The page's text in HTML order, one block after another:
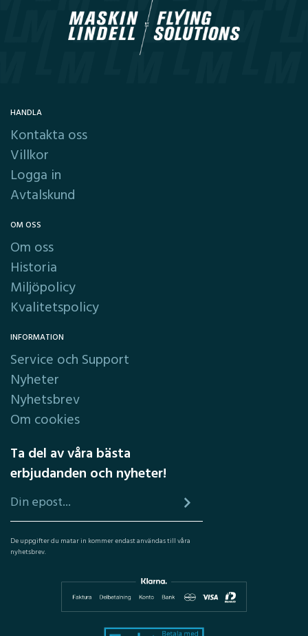
HANDLA
Kontakta oss
Villkor
Logga in
Avtalskund
OM OSS
Om oss
Historia
Miljöpolicy
Kvalitetspolicy
INFORMATION
Service och Support
Nyheter
Nyhetsbrev
Om cookies
Ta del av våra bästa
erbjudanden och nyheter!
De uppgifter du matar in kommer endast användas till våra
nyhetsbrev.